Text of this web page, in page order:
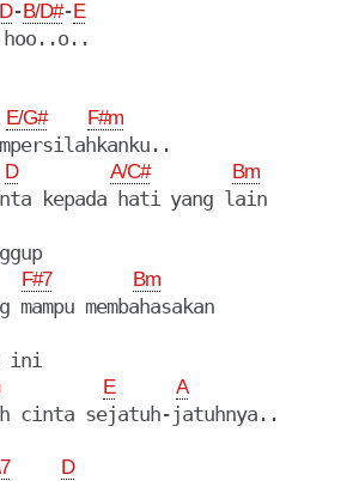
D-B/D#-E
E/G# F#m
D A/C# Bm
kepada hati yang lain
F#7 Bm
mampu membahasakan
ini
E A
cinta sejatuh-jatuhnya..
D